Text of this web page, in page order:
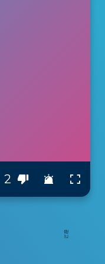
광고
2